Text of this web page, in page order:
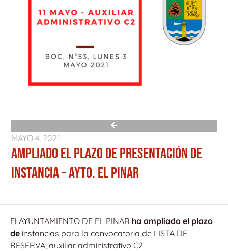
MAYO 4, 2021
AMPLIADO EL PLAZO DE PRESENTACIÓN DE
INSTANCIA – AYTO. EL PINAR
El AYUNTAMIENTO DE EL PINAR ha ampliado el plazo
de instancias para la convocatoria de LISTA DE
RESERVA, auxiliar administrativo C2